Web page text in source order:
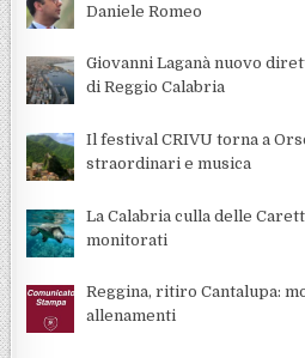
Daniele Romeo
Giovanni Laganà nuovo
di Reggio Calabria
Il festival CRIVU torna a
straordinari e musica
La Calabria culla delle
monitorati
Reggina, ritiro Cantalupa:
allenamenti